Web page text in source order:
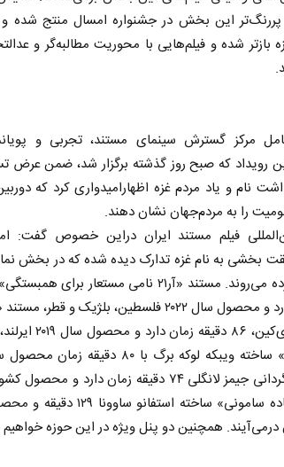
این بخش در جشنواره امسال منتج شده و
بازتر شده و فیلم‌هایی با محوریت مطالبه‌گر و
مرکز گسترش سینمای مستند، تجربی و
که صبح روز گذشته برگزار شد، ضمن عرض
نام و یاد مردم غزه اظهارامیدواری کرد که
را به مردم‌جهان نشان دهند.
فیلم مستند ایران دراین خصوص گفت:
بخشی به نام غزه تدارک دیده شده که در بخش
این بخش پنج مستند روی پرده می‌روند. مستند «آر۲۱ نامی مستعار
مهند یعقوبی ۷۱ دقیقه زمان دارد و محصول سال ۲۰۲۲ فلسطین، بلژیک و
کارگردانی اندرو مک‌کانل و گری‌کین،
نروژ، مستند «نوار غزه» به کارگردانی جیمز لانگلی ۷۴ دقیقه زمان دارد
و تولید سال ۲۰۰۲، مستند «جاده سامونی» ساخته